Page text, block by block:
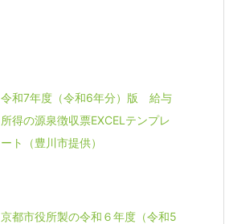
令和7年度（令和6年分）版 給与
所得の源泉徴収票EXCELテンプレ
ート（豊川市提供）
京都市役所製の令和６年度（令和5